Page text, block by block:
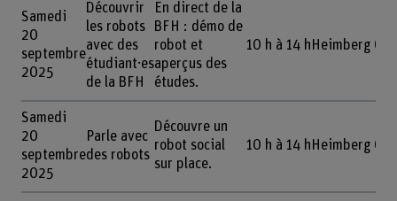
Samedi
20
septembre
2025
Découvrir
les robots
avec des
étudiant·es
de la BFH
En direct de la
BFH : démo de
robot et
aperçus des
études.
10 h à 14 h Heimberg
Samedi
20
septembre
2025
Parle avec
des robots
Découvre un
robot social
sur place.
10 h à 14 h Heimberg